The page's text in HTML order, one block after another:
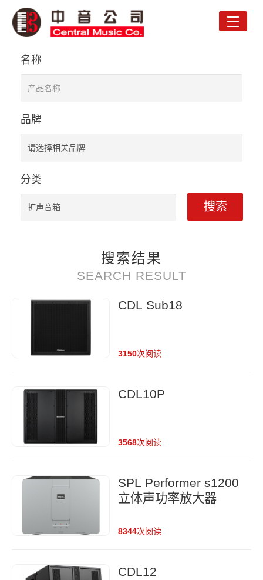
Toggle
名称
品牌
分类
搜索
搜索结果
SEARCH RESULT
CDL Sub18
3150次阅读
CDL10P
3568次阅读
SPL Performer s1200
立体声功率放大器
8344次阅读
CDL12